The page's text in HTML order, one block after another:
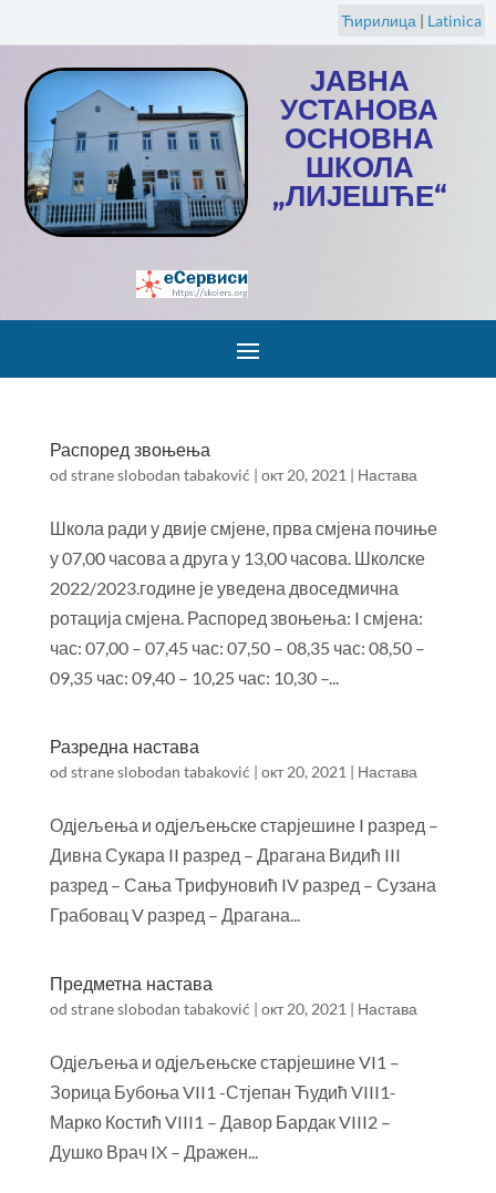
Ћирилица | Latinica
ЈАВНА
УСТАНОВА
ОСНОВНА
ШКОЛА
„ЛИЈЕШЋЕ“
Распоред звоњења
od straneslobodan tabaković | окт 20, 2021 | Настава
Школа ради у двије смјене, прва смјена почиње
у 07,00 часова а друга у 13,00 часова. Школске
2022/2023.године је уведена двоседмична
ротација смјена. Распоред звоњења: I смјена:
час: 07,00 – 07,45 час: 07,50 – 08,35 час: 08,50 –
09,35 час: 09,40 – 10,25 час: 10,30 –...
Разредна настава
od straneslobodan tabaković | окт 20, 2021 | Настава
Одјељења и одјељењске старјешине I разред –
Дивна Сукара II разред – Драгана Видић III
разред – Сања Трифуновић IV разред – Сузана
Грабовац V разред – Драгана...
Предметна настава
od straneslobodan tabaković | окт 20, 2021 | Настава
Одјељења и одјељењске старјешине VI1 –
Зорица Бубоња VII1 -Стјепан Ћудић VIII1-
Марко Костић VIII1 – Давор Бардак VIII2 –
Душко Врач IX – Дражен...